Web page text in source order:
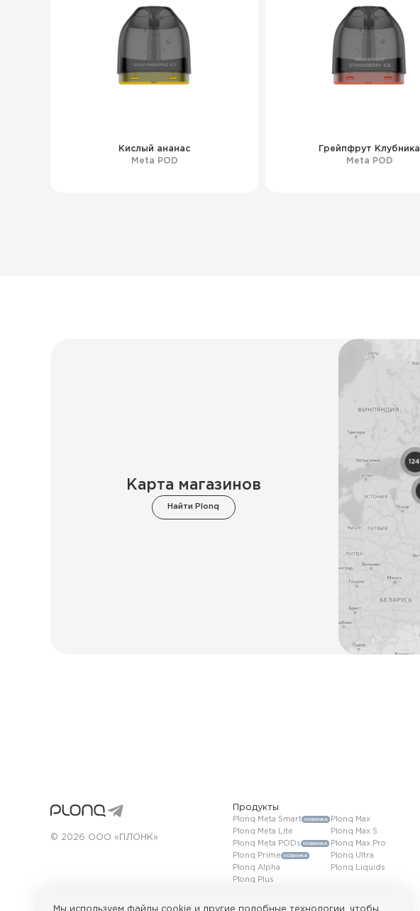
Кислый ананас
Meta POD
Грейпфрут Клубника
Meta POD
Карта магазинов
Найти Plonq
© 2026 ООО «ПЛОНК»
Продукты
Plonq Meta Smart
Plonq Meta Lite
Plonq Meta PODs
Plonq Prime
Plonq Alpha
Plonq Plus
Plonq Max
Plonq Max
Plonq Max S
Plonq Max Pro
Plonq Ultra
Plonq Liquids